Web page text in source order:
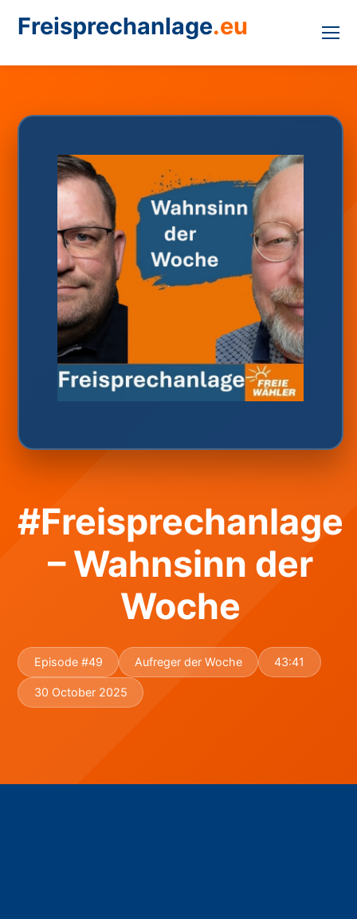
Freisprechanlage.eu
#Freisprechanlage
– Wahnsinn der
Woche
Episode #49 Aufreger der Woche 43:41
30 October 2025